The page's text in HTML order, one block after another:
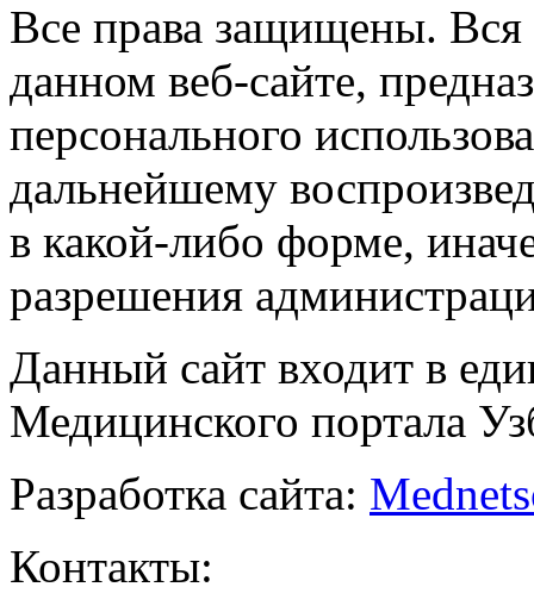
Все права защищены.
данном веб-сайте,
персонального
дальнейшему
в какой-либо форме,
разрешения
Данный сайт входит в
Медицинского портала
Разработка сайта:
Контакты: